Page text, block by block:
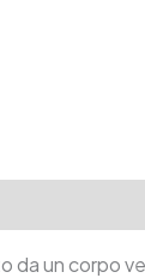
un corpo